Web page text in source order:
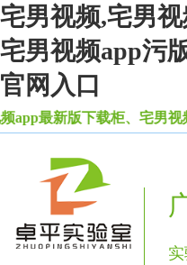
宅男视频,宅男
宅男视频app污
官网入口
最新版下载柜、宅男视